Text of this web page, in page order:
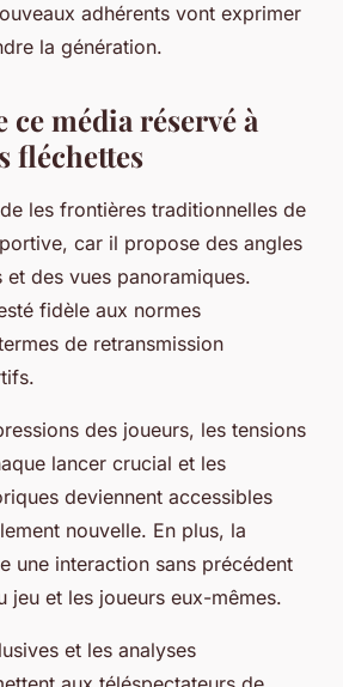
adhérents vont exprimer
la génération.
ce média réservé à
fléchettes
les frontières traditionnelles de
car il propose des angles
et des vues panoramiques.
fidèle aux normes
de retransmission
des joueurs, les tensions
lancer crucial et les
deviennent accessibles
nouvelle. En plus, la
une interaction sans précédent
jeu et les joueurs eux-mêmes.
et les analyses